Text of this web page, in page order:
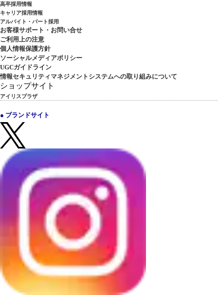
高卒採用情報
キャリア採用情報
アルバイト・パート採用
お客様サポート・お問い合せ
ご利用上の注意
個人情報保護方針
ソーシャルメディアポリシー
UGCガイドライン
情報セキュリティマネジメントシステムへの取り組みについて
ショップサイト
アイリスプラザ
● ブランドサイト